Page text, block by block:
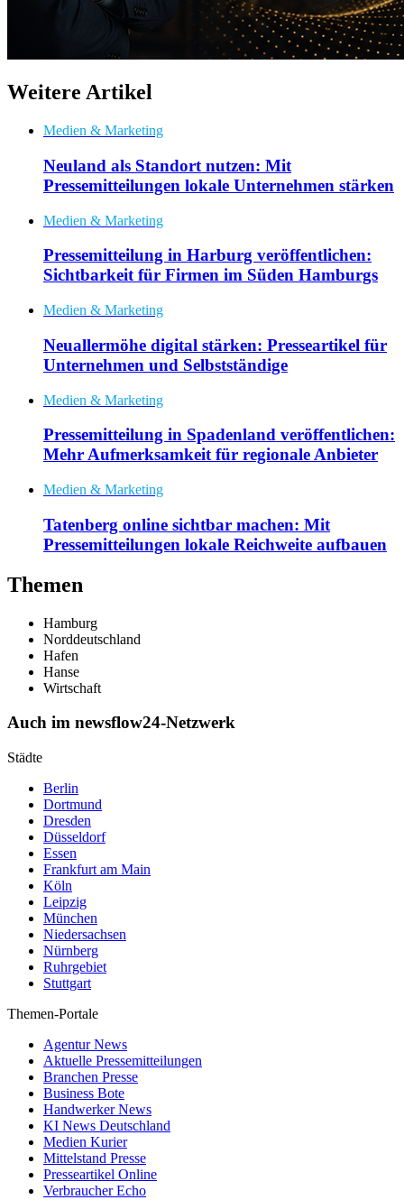
Weitere Artikel
Medien & Marketing
Neuland als Standort nutzen: Mit
Pressemitteilungen lokale Unternehmen stärken
Medien & Marketing
Pressemitteilung in Harburg veröffentlichen:
Sichtbarkeit für Firmen im Süden Hamburgs
Medien & Marketing
Neuallermöhe digital stärken: Presseartikel für
Unternehmen und Selbstständige
Medien & Marketing
Pressemitteilung in Spadenland veröffentlichen:
Mehr Aufmerksamkeit für regionale Anbieter
Medien & Marketing
Tatenberg online sichtbar machen: Mit
Pressemitteilungen lokale Reichweite aufbauen
Themen
Hamburg
Norddeutschland
Hafen
Hanse
Wirtschaft
Auch im newsflow24-Netzwerk
Städte
Berlin
Dortmund
Dresden
Düsseldorf
Essen
Frankfurt am Main
Köln
Leipzig
München
Niedersachsen
Nürnberg
Ruhrgebiet
Stuttgart
Themen-Portale
Agentur News
Aktuelle Pressemitteilungen
Branchen Presse
Business Bote
Handwerker News
KI News Deutschland
Medien Kurier
Mittelstand Presse
Presseartikel Online
Verbraucher Echo